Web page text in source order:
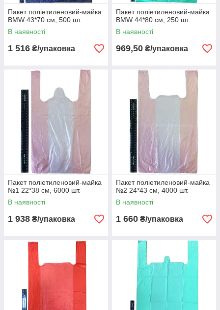
Пакети серії "Вишинка"
Типи
Упаковка Цена, грн
Купити
x500 мм,
19 мкм
(20 пачок
x 100 шт).
320(85x2x
550 мм,
22 мкм
1000
шт. (20
пачок x 50
шт).
1906,00.
360(75x2x
600 мм,
25 мкм
1000
шт. (20
пачок x 50
шт).
______грн
.
Пакет поліетиленовий-майка
BMW 43*70 см, 500 шт.
В наявності
1 516 ₴/упаковка
Пакет поліетиленовий-майка
BMW 44*80 см, 250 шт.
В наявності
969,50 ₴/упаковка
Пакет поліетиленовий-майка
№1 22*38 см, 6000 шт.
В наявності
1 938 ₴/упаковка
Пакет поліетиленовий-майка
№2 24*43 см, 4000 шт.
В наявності
1 660 ₴/упаковка